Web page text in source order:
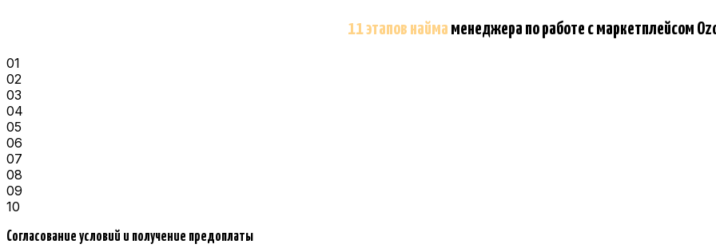
11 этапов найма менеджера по работе с маркетплейсом
01
02
03
04
05
06
07
08
09
10
Согласование условий и получение предоплаты